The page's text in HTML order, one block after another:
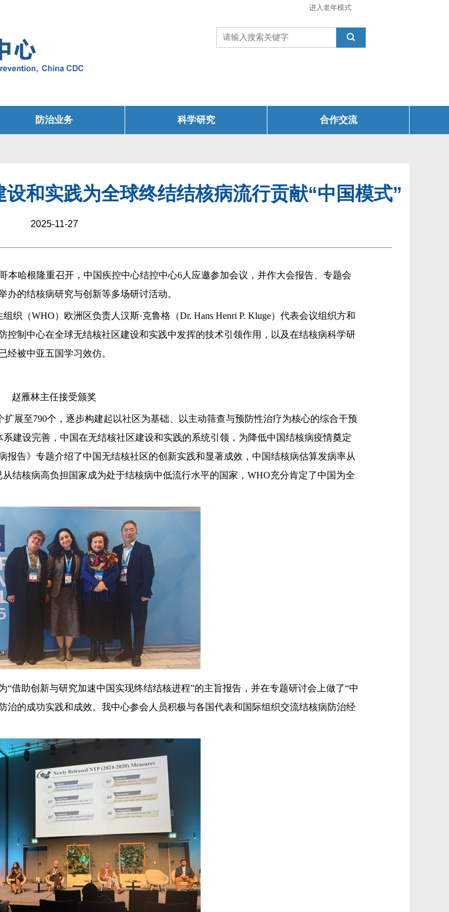
进入老年模式

防治业务 科学研究 合作交流
和实践为全球终结结核病流行贡献“中国模式”
2025-11-27
哈根隆重召开，中国疾控中心结控中心6人应邀参加会议，并作大会报告、专题会
的结核病研究与创新等多场研讨活动。
（WHO）欧洲区负责人汉斯·克鲁格（Dr. Hans Henri P. Kluge）代表会议组织方和
制中心在全球无结核社区建设和实践中发挥的技术引领作用，以及在结核病科学研
经被中亚五国学习效仿。
赵雁林主任接受颁奖
展至790个，逐步构建起以社区为基础、以主动筛查与预防性治疗为核心的综合干预
建设完善，中国在无结核社区建设和实践的系统引领，为降低中国结核病疫情奠定
报告》专题介绍了中国无结核社区的创新实践和显著成效，中国结核病估算发病率从
结核病高负担国家成为处于结核病中低流行水平的国家，WHO充分肯定了中国为全
助创新与研究加速中国实现终结结核进程”的主旨报告，并在专题研讨会上做了“中
治的成功实践和成效。我中心参会人员积极与各国代表和国际组织交流结核病防治经